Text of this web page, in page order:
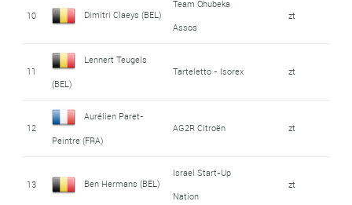
10 Dimitri Claeys (BEL)
Team Qhubeka
Assos
zt
11
Lennert Teugels
(BEL)
Tarteletto - Isorex zt
12
Aurélien Paret-
Peintre (FRA)
AG2R Citroën zt
13 Ben Hermans (BEL)
Israel Start-Up
Nation
zt